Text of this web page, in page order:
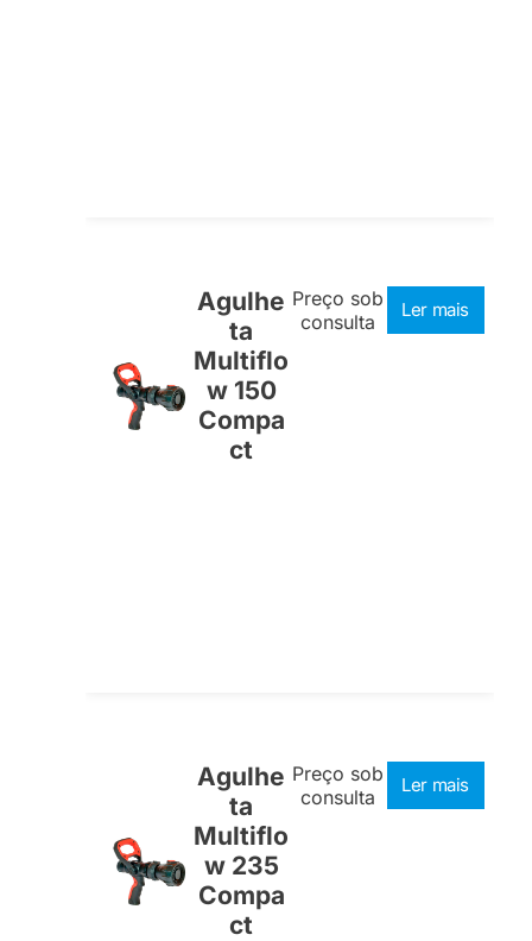
Agulhe
ta
Multiflo
w 150
Compa
ct
Preço sob
consulta
Ler mais
Agulhe
ta
Multiflo
w 235
Compa
ct
Preço sob
consulta
Ler mais